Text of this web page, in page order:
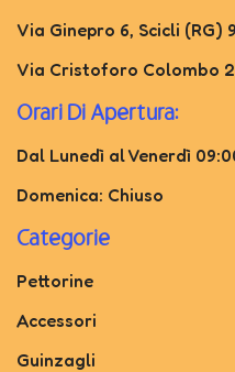
Via Ginepro 6, Scicli (RG)
Via Cristoforo Colombo
Orari Di Apertura:
Dal Lunedì al Venerdì
Domenica: Chiuso
Categorie
Pettorine
Accessori
Guinzagli